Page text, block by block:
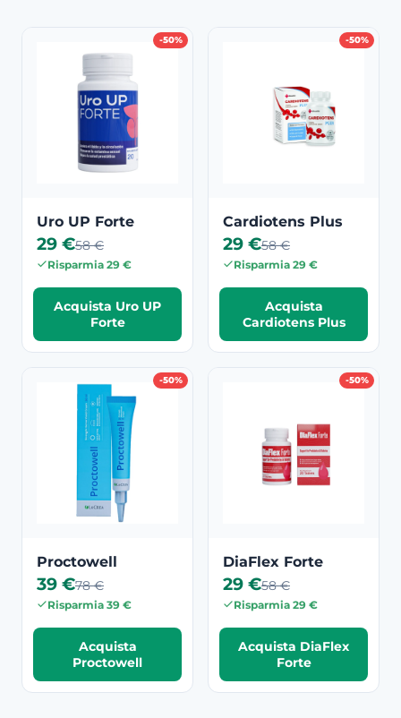
-50%
Uro UP Forte
29 €58 €
Risparmia 29 €
Acquista Uro UP
Forte
-50%
Cardiotens Plus
29 €58 €
Risparmia 29 €
Acquista
Cardiotens Plus
-50%
Proctowell
39 €78 €
Risparmia 39 €
Acquista
Proctowell
-50%
DiaFlex Forte
29 €58 €
Risparmia 29 €
Acquista DiaFlex
Forte